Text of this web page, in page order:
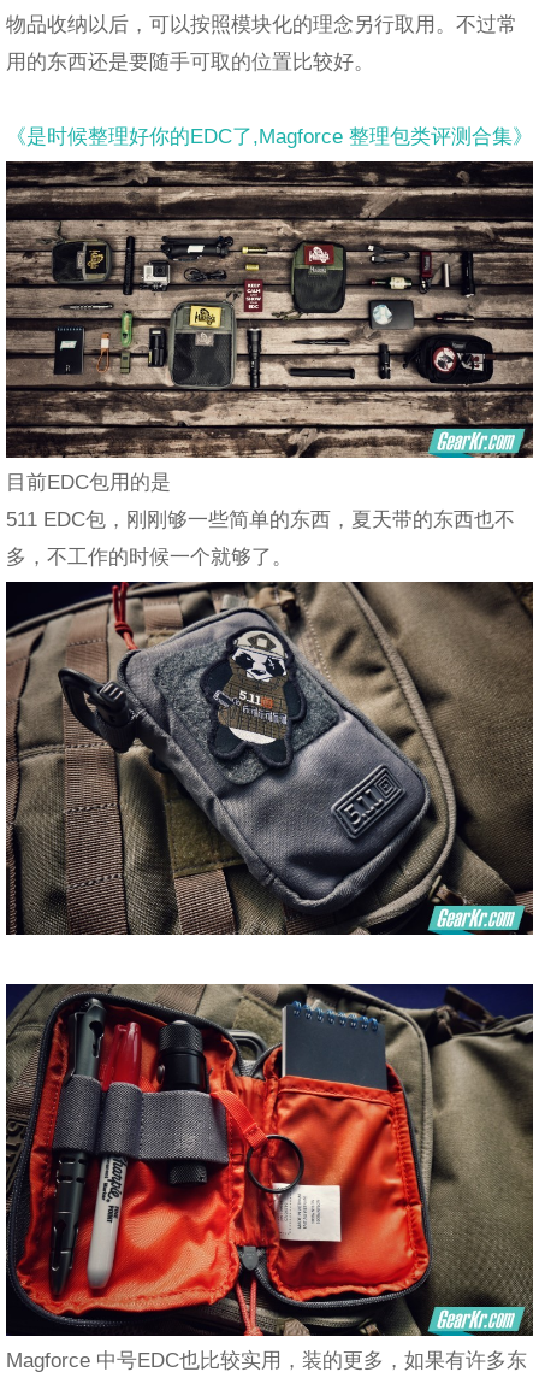
物品收纳以后，可以按照模块化的理念另行取用。不过常
用的东西还是要随手可取的位置比较好。
《是时候整理好你的EDC了,Magforce 整理包类评测合集》
目前EDC包用的是
511 EDC包，刚刚够一些简单的东西，夏天带的东西也不
多，不工作的时候一个就够了。
Magforce 中号EDC也比较实用，装的更多，如果有许多东